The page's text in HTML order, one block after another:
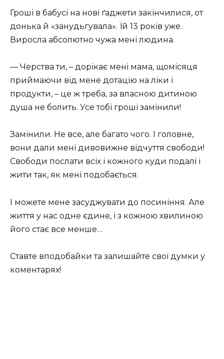
Гроші в бабусі на нові ґаджети закінчилися, от
донька й «занудьгувала». Їй 13 років уже.
Виросла абсолютно чужа мені людина.
— Черства ти, – дорікає мені мама, щомісяця
приймаючи від мене дотацію на ліки і
продукти, – це ж треба, за власною дитиною
душа не болить. Усе тобі гроші замінили!
Замінили. Не все, але багато чого. І головне,
вони дали мені дивовижне відчуття свободи!
Свободи послати всіх і кожного куди подалі і
жити так, як мені подобається.
І можете мене засуджувати до посиніння. Але
життя у нас одне єдине, і з кожною хвилиною
його стає все менше…
Ставте вподобайки та залишайте свої думки у
коментарях!